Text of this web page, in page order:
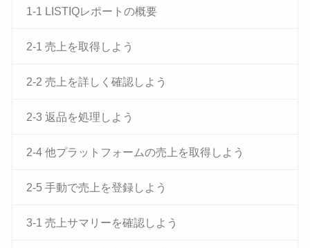
1-1 LISTIQレポートの概要
2-1 売上を取得しよう
2-2 売上を詳しく確認しよう
2-3 返品を処理しよう
2-4 他プラットフォームの売上を取得しよう
2-5 手動で売上を登録しよう
3-1 売上サマリーを確認しよう